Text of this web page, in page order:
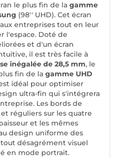
le plus fin de la gamme
(98'' UHD). Cet écran
entreprises tout en leur
l'espace. Doté de
et d'un écran
il est très facile à
inégalée de 28,5 mm, le
fin de la gamme UHD
idéal pour optimiser
ultra-fin qui s'intégrera
Les bords de
réguliers sur les quatre
et les mêmes
design uniforme des
désagrément visuel
en mode portrait.